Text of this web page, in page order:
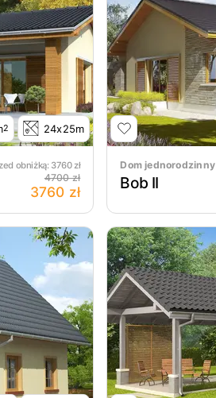
2 24x25m
obniżką: 3760zł
4700 zł
3760 zł
Dom jednorodzinny
Bob II